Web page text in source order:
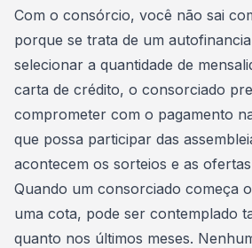
Com o consórcio, você não sai
porque se trata de um
selecionar a quantidade de
carta de crédito, o consorciado
comprometer com o pagamento
que possa participar das
acontecem os sorteios e as
Quando um consorciado começa o
uma cota, pode ser contemplado
quanto nos últimos meses.